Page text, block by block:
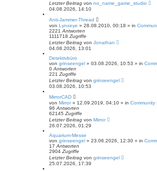
Letzter Beitrag von no_name_game_studio
04.08.2026, 14:10
Anti-Jammer-Thread
von Lynxeye » 28.08.2010, 00:18 » in
2221 Antworten
1111718 Zugriffe
Letzter Beitrag von Jonathan
04.08.2026, 13:01
Detektivbüro
von grinseengel » 03.08.2026, 10:53 » in
0 Antworten
221 Zugriffe
Letzter Beitrag von grinseengel
03.08.2026, 10:53
MirrorCAD
von Mirror» 12.09.2019, 04:10 » in Community
96 Antworten
62145 Zugriffe
Letzter Beitrag von Mirror
26.07.2026, 01:29
Aquarium-Messe
von grinseengel » 23.06.2026, 12:30 » in
17 Antworten
2904 Zugriffe
Letzter Beitrag von grinseengel
25.07.2026, 17:39